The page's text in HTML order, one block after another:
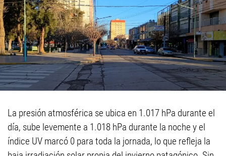
La presión atmosférica se ubica en 1.017 hPa durante el
día, sube levemente a 1.018 hPa durante la noche y el
índice UV marcó 0 para toda la jornada, lo que refleja la